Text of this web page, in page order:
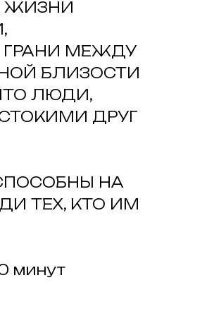
ЖИЗНИ
МЕЖДУ
БЛИЗОСТИ
ЛЮДИ,
ДРУГ
НА
ТЕХ, КТО ИМ
минут